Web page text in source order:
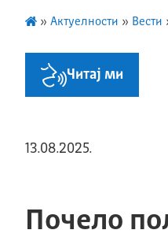
» Актуелности » Вести
Читај ми
13.08.2025.
Почело